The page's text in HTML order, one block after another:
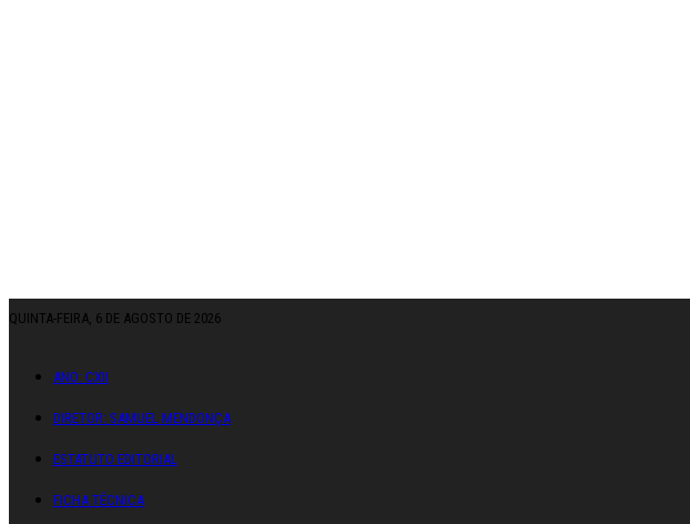
QUINTA-FEIRA, 6 DE AGOSTO DE 2026
ANO: CXII
DIRETOR: SAMUEL MENDONÇA
ESTATUTO EDITORIAL
FICHA TÉCNICA